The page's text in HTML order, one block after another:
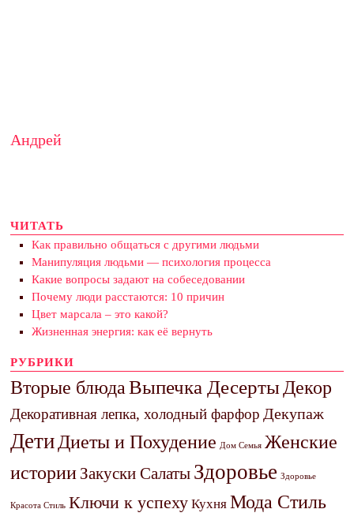
Андрей
ЧИТАТЬ
Как правильно общаться с другими людьми
Манипуляция людьми — психология процесса
Какие вопросы задают на собеседовании
Почему люди расстаются: 10 причин
Цвет марсала – это какой?
Жизненная энергия: как её вернуть
РУБРИКИ
Вторые блюдаВыпечка Десерты Декор
Декоративная лепка, холодный фарфор Декупаж
ДетиДиеты и Похудение Дом Семья Женские
истории Закуски Салаты Здоровье Здоровье
Красота Стиль Ключи к успеху Кухня Мода Стиль